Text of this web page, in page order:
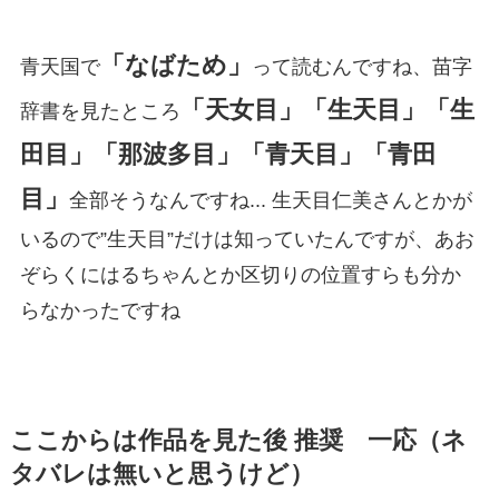
青天国で「なばため」
って読むんですね、苗字
辞書を見たところ
「天女目」「生天目」「生
田目」「那波多目」「青天目」「青田
目」 全部そうなんですね... 生天目仁美さんとかが
いるので”生天目”だけは知っていたんですが、あお
ぞらくにはるちゃんとか区切りの位置すらも分か
らなかったですね
ここからは作品を見た後 推奨 一応（ネ
タバレは無いと思うけど）